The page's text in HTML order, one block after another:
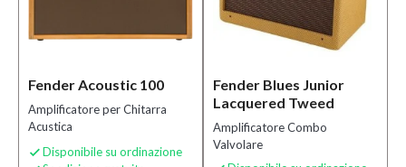
Fender Acoustic 100
Amplificatore per Chitarra
Acustica
 Disponibile su ordinazione
Fender Blues Junior
Lacquered Tweed
Amplificatore Combo
Valvolare